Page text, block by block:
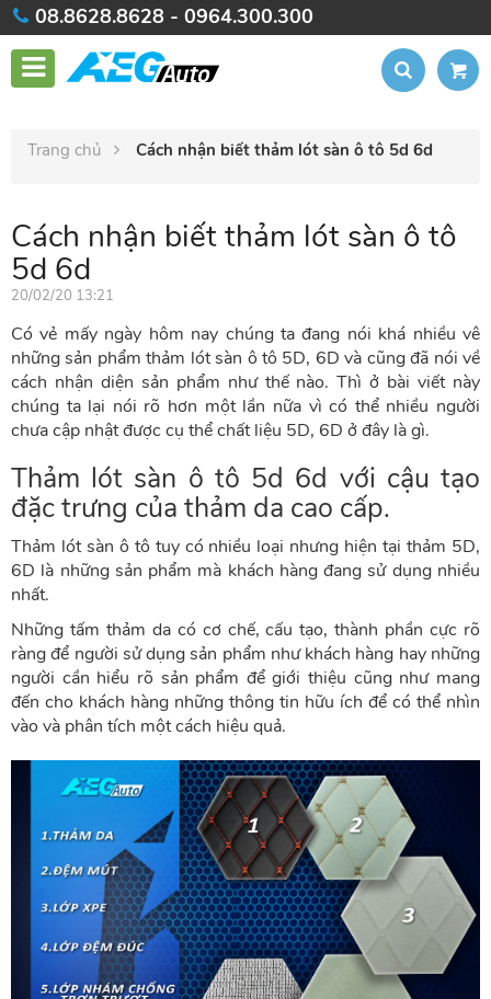
08.8628.8628 - 0964.300.300
Trang chủ Cách nhận biết thảm lót sàn ô tô 5d 6d
Cách nhận biết thảm lót sàn ô tô
5d 6d
20/02/20 13:21
Có vẻ mấy ngày hôm nay chúng ta đang nói khá nhiều vê
những sản phẩm thảm lót sàn ô tô 5D, 6D và cũng đã nói về
cách nhận diện sản phẩm như thế nào. Thì ở bài viết này
chúng ta lại nói rõ hơn một lần nữa vì có thể nhiều người
chưa cập nhật được cụ thể chất liệu 5D, 6D ở đây là gì.
Thảm lót sàn ô tô 5d 6d với cậu tạo
đặc trưng của thảm da cao cấp.
Thảm lót sàn ô tô tuy có nhiều loại nhưng hiện tại thảm 5D,
6D là những sản phẩm mà khách hàng đang sử dụng nhiều
nhất.
Những tấm thảm da có cơ chế, cấu tạo, thành phần cực rõ
ràng để người sử dụng sản phẩm như khách hàng hay những
người cần hiểu rõ sản phẩm để giới thiệu cũng như mang
đến cho khách hàng những thông tin hữu ích để có thể nhìn
vào và phân tích một cách hiệu quả.